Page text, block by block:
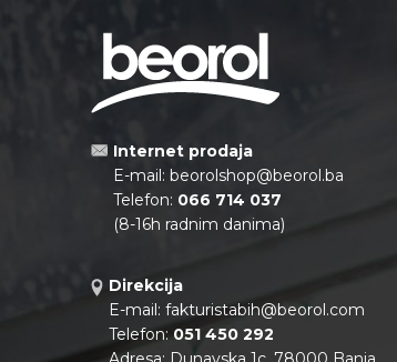
Internet prodaja
E-mail: beorolshop@beorol.ba
Telefon: 066 714 037
(8-16h radnim danima)
Direkcija
E-mail: fakturistabih@beorol.com
Telefon: 051 450 292